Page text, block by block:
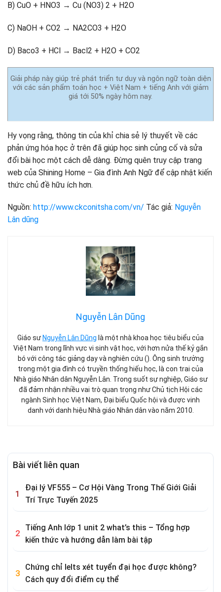
B) CuO + HNO3 → Cu (NO3) 2 + H2O
C) NaOH + CO2 → NA2CO3 + H2O
D) Baco3 + HCl → Bacl2 + H2O + CO2
Giải pháp này giúp trẻ phát triển tư duy và ngôn ngữ toàn diện
với các sản phẩm toán học + Việt Nam + tiếng Anh với giảm
giá tới 50% ngày hôm nay.
Hy vọng rằng, thông tin của khỉ chia sẻ lý thuyết về các
phản ứng hóa học ở trên đã giúp học sinh củng cố và sửa
đổi bài học một cách dễ dàng. Đừng quên truy cập trang
web của Shining Home – Gia đình Anh Ngữ để cập nhật kiến
​​thức chủ đề hữu ích hơn.
Nguồn: http://www.ckconitsha.com/vn/ Tác giả: Nguyễn
Lân dũng
Nguyễn Lân Dũng
Giáo sư Nguyễn Lân Dũng là một nhà khoa học tiêu biểu của
Việt Nam trong lĩnh vực vi sinh vật học, với hơn nửa thế kỷ gắn
bó với công tác giảng dạy và nghiên cứu (). Ông sinh trưởng
trong một gia đình có truyền thống hiếu học, là con trai của
Nhà giáo Nhân dân Nguyễn Lân. Trong suốt sự nghiệp, Giáo sư
đã đảm nhận nhiều vai trò quan trọng như Chủ tịch Hội các
ngành Sinh học Việt Nam, Đại biểu Quốc hội và được vinh
danh với danh hiệu Nhà giáo Nhân dân vào năm 2010.
Bài viết liên quan
Đại lý VF555 – Cơ Hội Vàng Trong Thế Giới Giải
Trí Trực Tuyến 2025
Tiếng Anh lớp 1 unit 2 what’s this – Tổng hợp
kiến thức và hướng dẫn làm bài tập
Chứng chỉ Ielts xét tuyển đại học được không?
Cách quy đổi điểm cụ thể